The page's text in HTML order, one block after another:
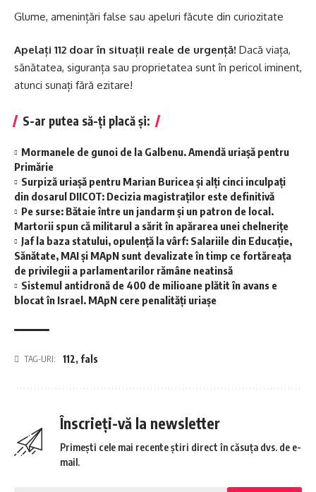
Glume, amenințări false sau apeluri făcute din curiozitate
Apelați 112 doar în situații reale de urgență! Dacă viața,
sănătatea, siguranța sau proprietatea sunt în pericol iminent,
atunci sunați fără ezitare!
S-ar putea să-ți placă și:
Mormanele de gunoi de la Galbenu. Amendă uriașă pentru
Primărie
Surpiză uriașă pentru Marian Buricea și alți cinci inculpați
din dosarul DIICOT: Decizia magistraților este definitivă
Pe surse: Bătaie între un jandarm și un patron de local.
Martorii spun că militarul a sărit în apărarea unei chelnerițe
Jaf la baza statului, opulență la vârf: Salariile din Educație,
Sănătate, MAI și MApN sunt devalizate în timp ce fortăreața
de privilegii a parlamentarilor rămâne neatinsă
Sistemul antidronă de 400 de milioane plătit în avans e
blocat în Israel. MApN cere penalități uriașe
TAG-URI: 112, fals
Înscrieți-vă la newsletter
Primești cele mai recente știri direct în căsuța dvs. de e-
mail.